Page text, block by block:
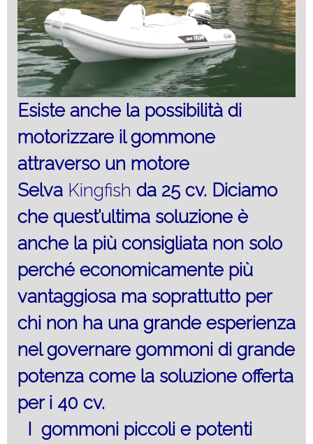
Esiste anche la possibilità di
motorizzare il gommone
attraverso un motore
Selva Kingfish da 25 cv. Diciamo
che quest’ultima soluzione è
anche la più consigliata non solo
perché economicamente più
vantaggiosa ma soprattutto per
chi non ha una grande esperienza
nel governare gommoni di grande
potenza come la soluzione offerta
per i 40 cv.
I gommoni piccoli e potenti